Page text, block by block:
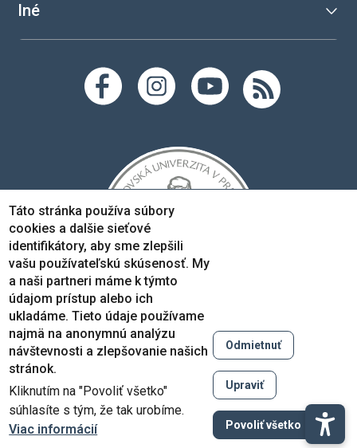
Iné
Copyright © 2005-2026
Prešovská univerzita v Prešove
Created by
ActivIT
Táto stránka používa súbory
cookies a dalšie sieťové
identifikátory, aby sme zlepšili
vašu používateľskú skúsenosť. My
a naši partneri máme k týmto
údajom prístup alebo ich
ukladáme. Tieto údaje používame
najmä na anonymnú analýzu
návštevnosti a zlepšovanie našich
stránok.
Kliknutím na "Povoliť všetko"
súhlasíte s tým, že tak urobíme.
Viac informácií
Odmietnuť
Upraviť
Povoliť všetko